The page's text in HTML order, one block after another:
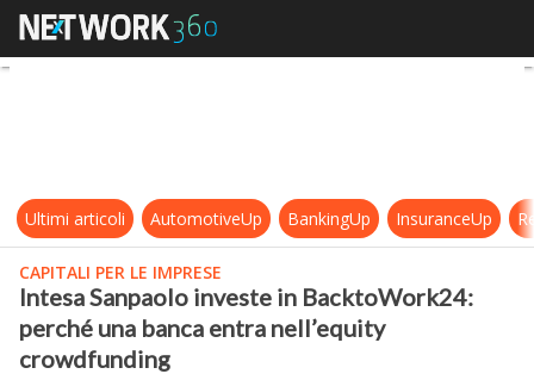
Intesa Sanpaolo investe in
Ultimi articoli AutomotiveUp BankingUp InsuranceUp
CAPITALI PER LE IMPRESE
Intesa Sanpaolo investe in BacktoWork24:
perché una banca entra nell’equity
crowdfunding